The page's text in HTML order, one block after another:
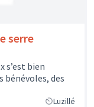
serre
s’est bien
bénévoles, des
Luzillé